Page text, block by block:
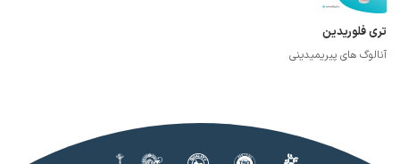
تری فلوریدین
آنالوگ های پیریمیدینی